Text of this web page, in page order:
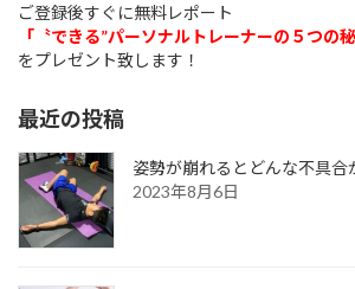
ご登録後すぐに無料レポート
「〝できる”パーソナルトレーナーの５つの秘
をプレゼント致します！
最近の投稿
姿勢が崩れるとどんな不
2023年8月6日